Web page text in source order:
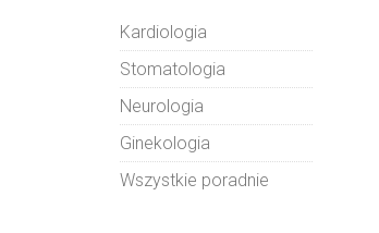
Kardiologia
Stomatologia
Neurologia
Ginekologia
Wszystkie poradnie